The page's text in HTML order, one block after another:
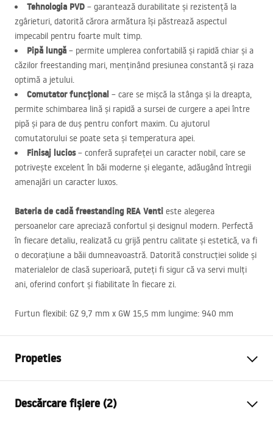
Tehnologia PVD – garantează durabilitate și rezistență la
zgârieturi, datorită cărora armătura își păstrează aspectul
impecabil pentru foarte mult timp.
Pipă lungă – permite umplerea confortabilă și rapidă chiar și a
căzilor freestanding mari, menținând presiunea constantă și raza
optimă a jetului.
Comutator funcțional – care se mișcă la stânga și la dreapta,
permite schimbarea lină și rapidă a sursei de curgere a apei între
pipă și para de duș pentru confort maxim. Cu ajutorul
comutatorului se poate seta și temperatura apei.
Finisaj lucios– conferă suprafeței un caracter nobil, care se
potrivește excelent în băi moderne și elegante, adăugând întregii
amenajări un caracter luxos.
Bateria de cadă freestanding REA Venti este alegerea
persoanelor care apreciază confortul și designul modern. Perfectă
în fiecare detaliu, realizată cu grijă pentru calitate și estetică, va fi
o decorațiune a băii dumneavoastră. Datorită construcției solide și
materialelor de clasă superioară, puteți fi sigur că va servi mulți
ani, oferind confort și fiabilitate în fiecare zi.
Furtun flexibil: GZ 9,7 mm x GW 15,5 mm lungime: 940 mm
Propeties
Metodă de montaj
Descărcare fișiere (2)